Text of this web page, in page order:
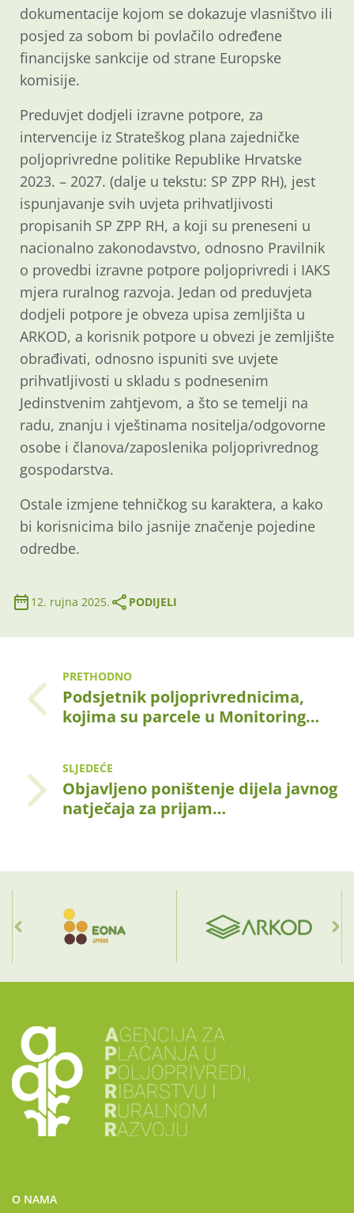
dokumentacije kojom se dokazuje vlasništvo ili
posjed za sobom bi povlačilo određene
financijske sankcije od strane Europske
komisije.
Preduvjet dodjeli izravne potpore, za
intervencije iz Strateškog plana zajedničke
poljoprivredne politike Republike Hrvatske
2023. – 2027. (dalje u tekstu: SP ZPP RH), jest
ispunjavanje svih uvjeta prihvatljivosti
propisanih SP ZPP RH, a koji su preneseni u
nacionalno zakonodavstvo, odnosno Pravilnik
o provedbi izravne potpore poljoprivredi i IAKS
mjera ruralnog razvoja. Jedan od preduvjeta
dodjeli potpore je obveza upisa zemljišta u
ARKOD, a korisnik potpore u obvezi je zemljište
obrađivati, odnosno ispuniti sve uvjete
prihvatljivosti u skladu s podnesenim
Jedinstvenim zahtjevom, a što se temelji na
radu, znanju i vještinama nositelja/odgovorne
osobe i članova/zaposlenika poljoprivrednog
gospodarstva.
Ostale izmjene tehničkog su karaktera, a kako
bi korisnicima bilo jasnije značenje pojedine
odredbe.
12. rujna 2025. PODIJELI
PRETHODNO
Podsjetnik poljoprivrednicima,
kojima su parcele u Monitoring…
SLJEDEĆE
Objavljeno poništenje dijela javnog
natječaja za prijam…
O NAMA